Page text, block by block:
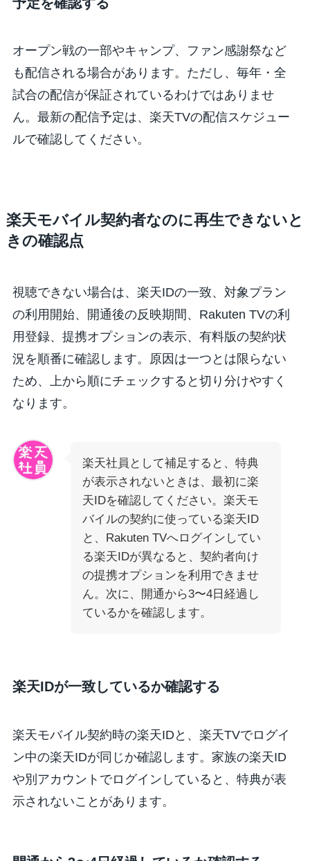
オープン戦の一部やキャンプ、ファン感謝祭など
も配信される場合があります。ただし、毎年・全
試合の配信が保証されているわけではありませ
ん。最新の配信予定は、楽天TVの配信スケジュー
ルで確認してください。
楽天モバイル契約者なのに再生できないと
きの確認点
視聴できない場合は、楽天IDの一致、対象プラン
の利用開始、開通後の反映期間、Rakuten TVの利
用登録、提携オプションの表示、有料版の契約状
況を順番に確認します。原因は一つとは限らない
ため、上から順にチェックすると切り分けやすく
なります。
楽天社員として補足すると、特典
が表示されないときは、最初に楽
天IDを確認してください。楽天モ
バイルの契約に使っている楽天ID
と、Rakuten TVへログインしてい
る楽天IDが異なると、契約者向け
の提携オプションを利用できませ
ん。次に、開通から3〜4日経過し
ているかを確認します。
楽天IDが一致しているか確認する
楽天モバイル契約時の楽天IDと、楽天TVでログイ
ン中の楽天IDが同じか確認します。家族の楽天ID
や別アカウントでログインしていると、特典が表
示されないことがあります。